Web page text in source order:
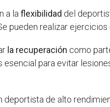
a laflexibilidad del
pueden realizar
la recuperación como
para evitar
deportista de alto